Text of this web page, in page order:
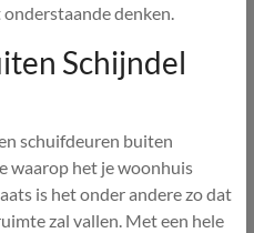
denken.
Schijndel
schuifdeuren buiten
waarop het je woonhuis
is het onder andere zo dat
zal vallen. Met een hele